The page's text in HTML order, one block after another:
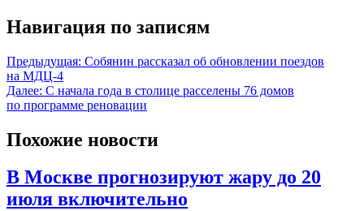
Навигация по записям
Предыдущая: Собянин рассказал об обновлении поездов
на МДЦ-4
Далее: С начала года в столице расселены 76 домов
по программе реновации
Похожие новости
В Москве прогнозируют жару до 20
июля включительно